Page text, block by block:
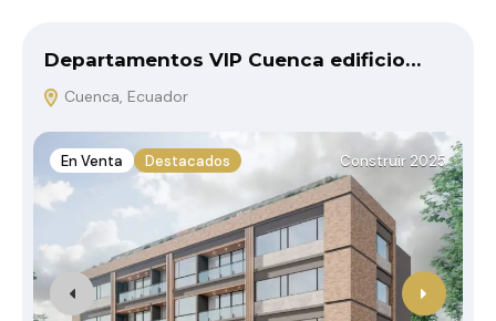
Departamentos VIP Cuenca edificio…
Cuenca, Ecuador
En Venta Destacados Construir 2025